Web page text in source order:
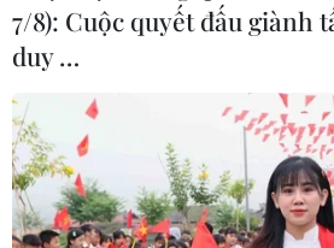
7/8): Cuộc quyết đấu giành
duy …